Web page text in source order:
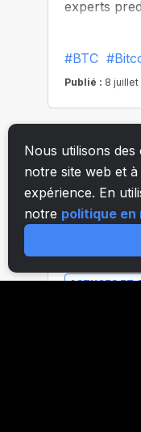
Nous utilisons des
notre site web et
expérience. En
notre politique en